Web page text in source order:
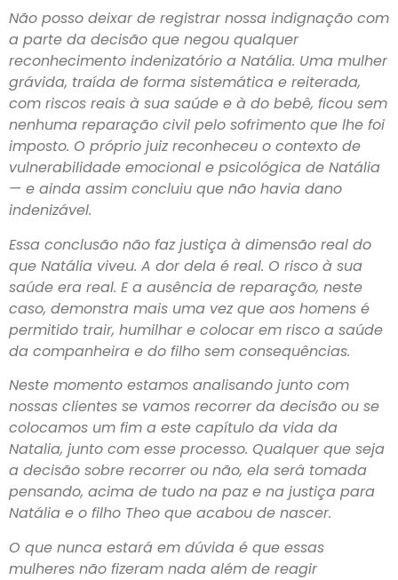
Não posso deixar de registrar nossa indignação com
a parte da decisão que negou qualquer
reconhecimento indenizatório a Natália. Uma mulher
grávida, traída de forma sistemática e reiterada,
com riscos reais à sua saúde e à do bebê, ficou sem
nenhuma reparação civil pelo sofrimento que lhe foi
imposto. O próprio juiz reconheceu o contexto de
vulnerabilidade emocional e psicológica de Natália
— e ainda assim concluiu que não havia dano
indenizável.
Essa conclusão não faz justiça à dimensão real do
que Natália viveu. A dor dela é real. O risco à sua
saúde era real. E a ausência de reparação, neste
caso, demonstra mais uma vez que aos homens é
permitido trair, humilhar e colocar em risco a saúde
da companheira e do filho sem consequências.
Neste momento estamos analisando junto com
nossas clientes se vamos recorrer da decisão ou se
colocamos um fim a este capítulo da vida da
Natalia, junto com esse processo. Qualquer que seja
a decisão sobre recorrer ou não, ela será tomada
pensando, acima de tudo na paz e na justiça para
Natália e o filho Theo que acabou de nascer.
O que nunca estará em dúvida é que essas
mulheres não fizeram nada além de reagir